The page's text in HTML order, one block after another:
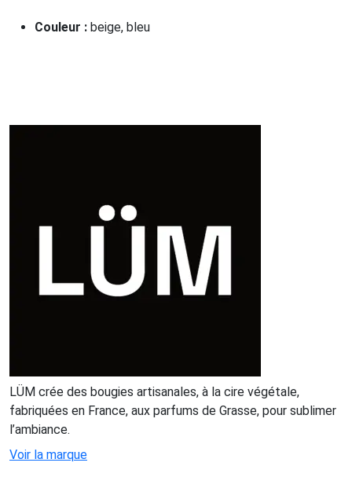
Couleur : beige, bleu
LÜM crée des bougies artisanales, à la cire végétale,
fabriquées en France, aux parfums de Grasse, pour sublimer
l’ambiance.
Voir la marque